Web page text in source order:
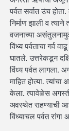
पर्वत सर्वात उंच
निर्माण झाली व त्याने
वजनाच्या
विंध्य पर्वताचा गर्व
घातले. उत्तरेकडून
विंध्य पर्वत लागला.
माहित होत्या.
केला. त्यावेळेस अगस्ती
अवस्थेत राहण्याची
विंध्याचल पर्वत